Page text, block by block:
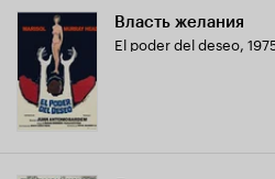
Власть желания
El poder del deseo,